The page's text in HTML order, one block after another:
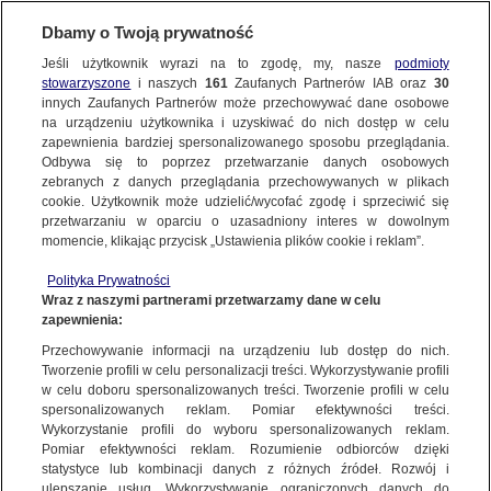
UKRAINA WALCZY 50. DZIEŃ. RELACJA
Ukraiński sztab generalny: Rosja ma
problem z zebraniem wojsk, planuje ukrytą
mobilizację
14.04.2022, 05:19Aktualizacja:14.04.2022, 19:17
Udostępnij
Dbamy o Twoją prywatność
Jeśli użytkownik wyrazi na to zgodę, my, nasze podmioty
stowarzyszone i naszych 161Zaufanych Partnerów IAB oraz 30
innych Zaufanych Partnerów może przechowywać dane osobowe
na urządzeniu użytkownika i uzyskiwać do nich dostęp w celu
zapewnienia bardziej spersonalizowanego sposobu przeglądania.
Odbywa się to poprzez przetwarzanie danych osobowych
zebranych z danych przeglądania przechowywanych w plikach
cookie. Użytkownik może udzielić/wycofać zgodę i sprzeciwić się
przetwarzaniu w oparciu o uzasadniony interes w dowolnym
momencie, klikając przycisk „Ustawienia plików cookie i reklam”.
Polityka Prywatności
Wraz z naszymi partnerami przetwarzamy dane w celu
zapewnienia:
Przechowywanie informacji na urządzeniu lub dostęp do nich.
Tworzenie profili w celu personalizacji treści. Wykorzystywanie profili
w celu doboru spersonalizowanych treści. Tworzenie profili w celu
spersonalizowanych reklam. Pomiar efektywności treści.
Wykorzystanie profili do wyboru spersonalizowanych reklam.
Pomiar efektywności reklam. Rozumienie odbiorców dzięki
statystyce lub kombinacji danych z różnych źródeł. Rozwój i